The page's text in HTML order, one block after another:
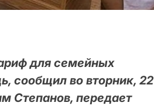
для семейных
сообщил во вторник, 22
Степанов, передает